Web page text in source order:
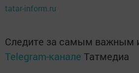
tatar-inform.ru
Следите за самым важным
Telegram-канале Татмедиа